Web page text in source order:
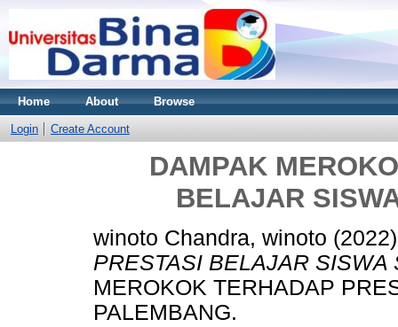
Home About Browse
Login Create Account
DAMPAK
BELAJAR
winoto Chandra, winoto
PRESTASI BELAJAR SISWA
MEROKOK TERHADAP
PALEMBANG.